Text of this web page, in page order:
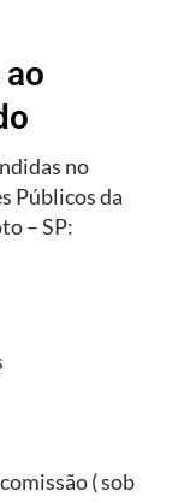
no
Públicos da
– SP:
( sob